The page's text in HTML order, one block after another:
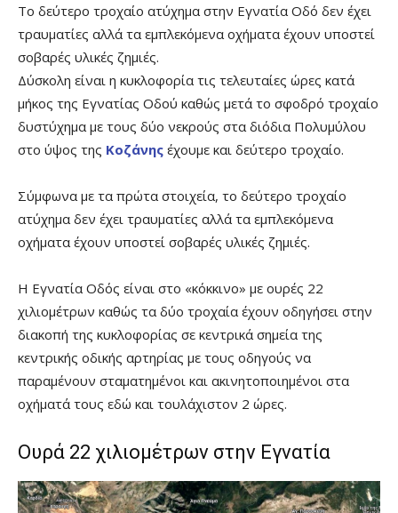
Tο δεύτερο τροχαίο ατύχημα στην Εγνατία Οδό δεν έχει
τραυματίες αλλά τα εμπλεκόμενα οχήματα έχουν υποστεί
σοβαρές υλικές ζημιές.
Δύσκολη είναι η κυκλοφορία τις τελευταίες ώρες κατά
μήκος της Εγνατίας Οδού καθώς μετά το σφοδρό τροχαίο
δυστύχημα με τους δύο νεκρούς στα διόδια Πολυμύλου
στο ύψος της Κοζάνης έχουμε και δεύτερο τροχαίο.
Σύμφωνα με τα πρώτα στοιχεία, το δεύτερο τροχαίο
ατύχημα δεν έχει τραυματίες αλλά τα εμπλεκόμενα
οχήματα έχουν υποστεί σοβαρές υλικές ζημιές.
Η Εγνατία Οδός είναι στο «κόκκινο» με ουρές 22
χιλιομέτρων καθώς τα δύο τροχαία έχουν οδηγήσει στην
διακοπή της κυκλοφορίας σε κεντρικά σημεία της
κεντρικής οδικής αρτηρίας με τους οδηγούς να
παραμένουν σταματημένοι και ακινητοποιημένοι στα
οχήματά τους εδώ και τουλάχιστον 2 ώρες.
Ουρά 22 χιλιομέτρων στην Εγνατία